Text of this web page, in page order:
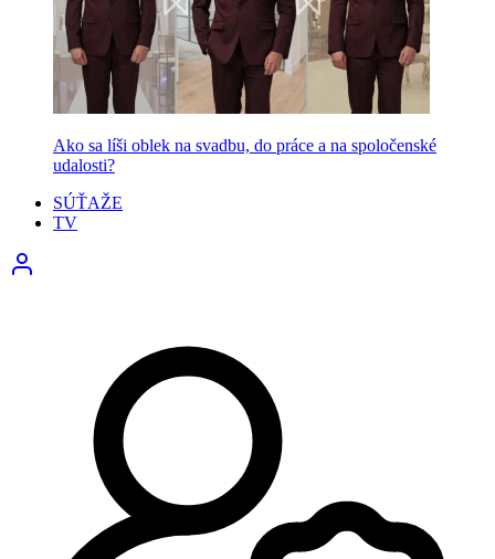
Ako sa líši oblek na svadbu, do práce a na spoločenské
udalosti?
SÚŤAŽE
TV